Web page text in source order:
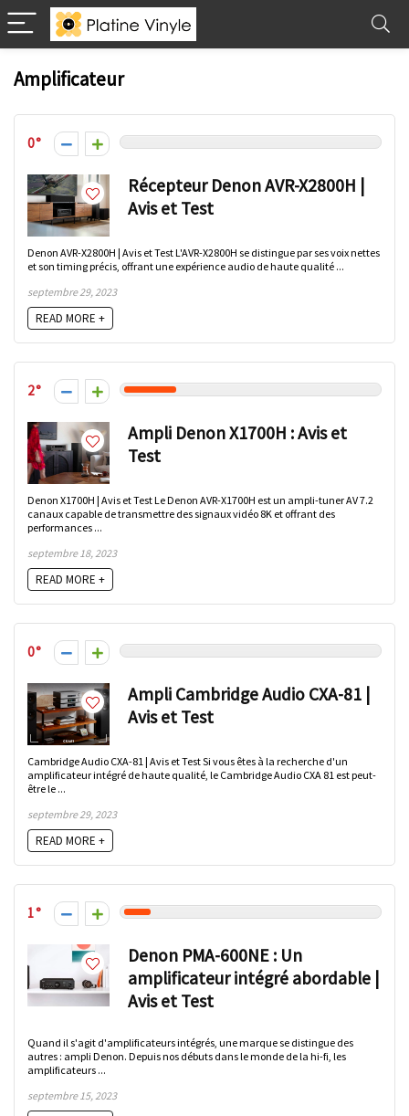
Amplificateur
0
Récepteur Denon AVR-X2800H |
Avis et Test
Denon AVR-X2800H | Avis et Test L'AVR-X2800H se distingue par ses voix nettes
et son timing précis, offrant une expérience audio de haute qualité ...
septembre 29, 2023
READ MORE +
2
Ampli Denon X1700H : Avis et
Test
Denon X1700H | Avis et Test Le Denon AVR-X1700H est un ampli-tuner AV 7.2
canaux capable de transmettre des signaux vidéo 8K et offrant des
performances ...
septembre 18, 2023
READ MORE +
0
Ampli Cambridge Audio CXA-81 |
Avis et Test
Cambridge Audio CXA-81 | Avis et Test Si vous êtes à la recherche d'un
amplificateur intégré de haute qualité, le Cambridge Audio CXA 81 est peut-
être le ...
septembre 29, 2023
READ MORE +
1
Denon PMA-600NE : Un
amplificateur intégré abordable |
Avis et Test
Quand il s'agit d'amplificateurs intégrés, une marque se distingue des
autres : ampli Denon. Depuis nos débuts dans le monde de la hi-fi, les
amplificateurs ...
septembre 15, 2023